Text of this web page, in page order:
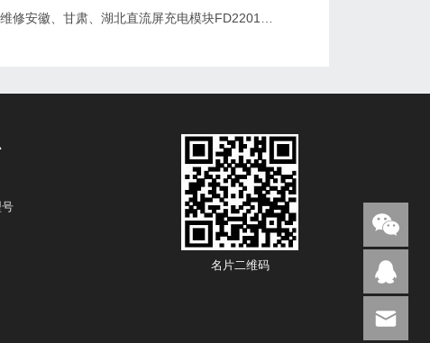
名片二维码